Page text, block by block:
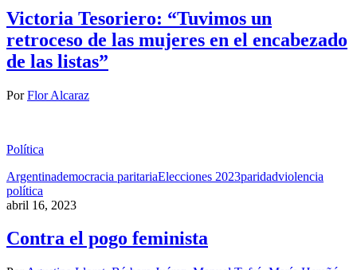
Victoria Tesoriero: “Tuvimos un
retroceso de las mujeres en el encabezado
de las listas”
PorFlor Alcaraz
Política
Argentinademocracia paritariaElecciones 2023paridadviolencia
política
abril 16, 2023
Contra el pogo feminista